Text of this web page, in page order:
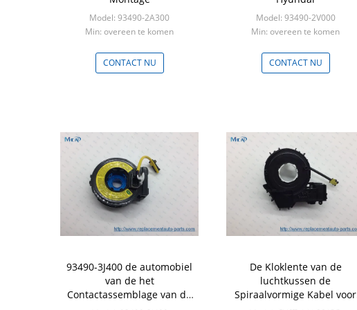
Model: 93490-2A300
Min: overeen te komen
CONTACT NU
Model: 93490-2V000
Min: overeen te komen
CONTACT NU
93490-3J400 de automobiel
van de het
Contactassemblage van de
De Kloklente van de
luchtkussen de
Spiraalvormige Kabel voor